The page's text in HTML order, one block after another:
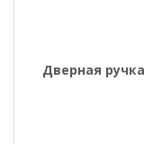
Дверная